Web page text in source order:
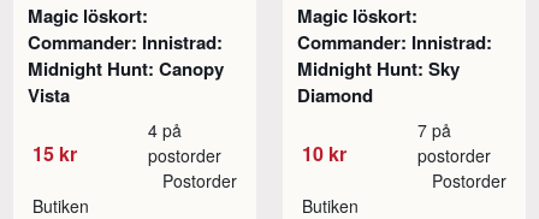
Magic löskort:
Commander: Innistrad:
Midnight Hunt: Canopy
Vista
15 kr
4 på
postorder
Butiken
Postorder
Magic löskort:
Commander: Innistrad:
Midnight Hunt: Sky
Diamond
10 kr
7 på
postorder
Butiken
Postorder